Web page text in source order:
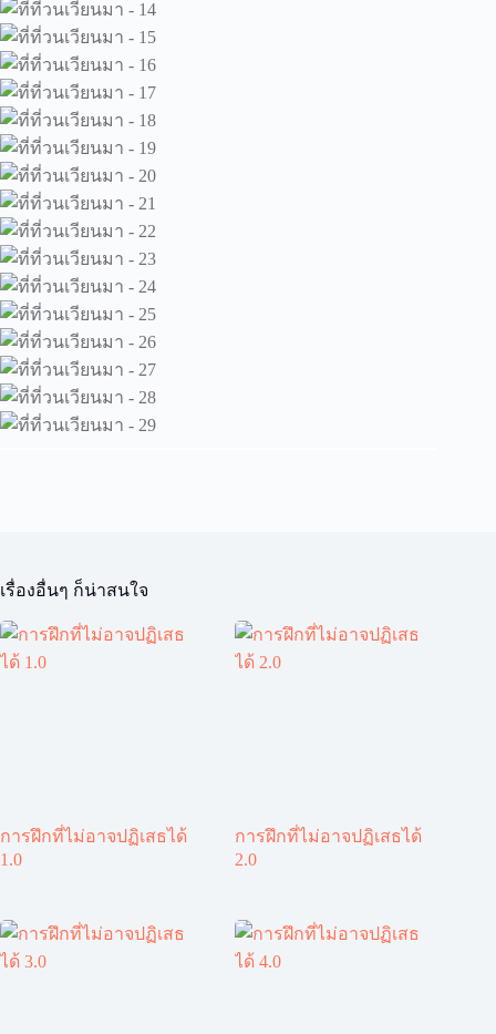
เรื่องอื่นๆ ก็น่าสนใจ
การฝึกที่ไม่อาจปฏิเสธได้
1.0
การฝึกที่ไม่อาจปฏิเสธได้
2.0